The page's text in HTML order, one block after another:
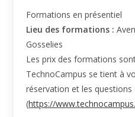
Formations en présentiel
Lieu des formations :
Gosselies
Les prix des formations
TechnoCampus se tient à
réservation et les questions
(https://